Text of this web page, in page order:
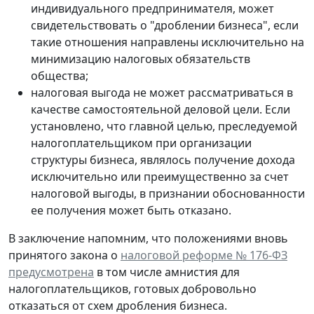
индивидуального предпринимателя, может
свидетельствовать о "дроблении бизнеса", если
такие отношения направлены исключительно на
минимизацию налоговых обязательств
общества;
налоговая выгода не может рассматриваться в
качестве самостоятельной деловой цели. Если
установлено, что главной целью, преследуемой
налогоплательщиком при организации
структуры бизнеса, являлось получение дохода
исключительно или преимущественно за счет
налоговой выгоды, в признании обоснованности
ее получения может быть отказано.
В заключение напомним, что положениями вновь
принятого закона о налоговой реформе № 176-ФЗ
предусмотрена в том числе амнистия для
налогоплательщиков, готовых добровольно
отказаться от схем дробления бизнеса.